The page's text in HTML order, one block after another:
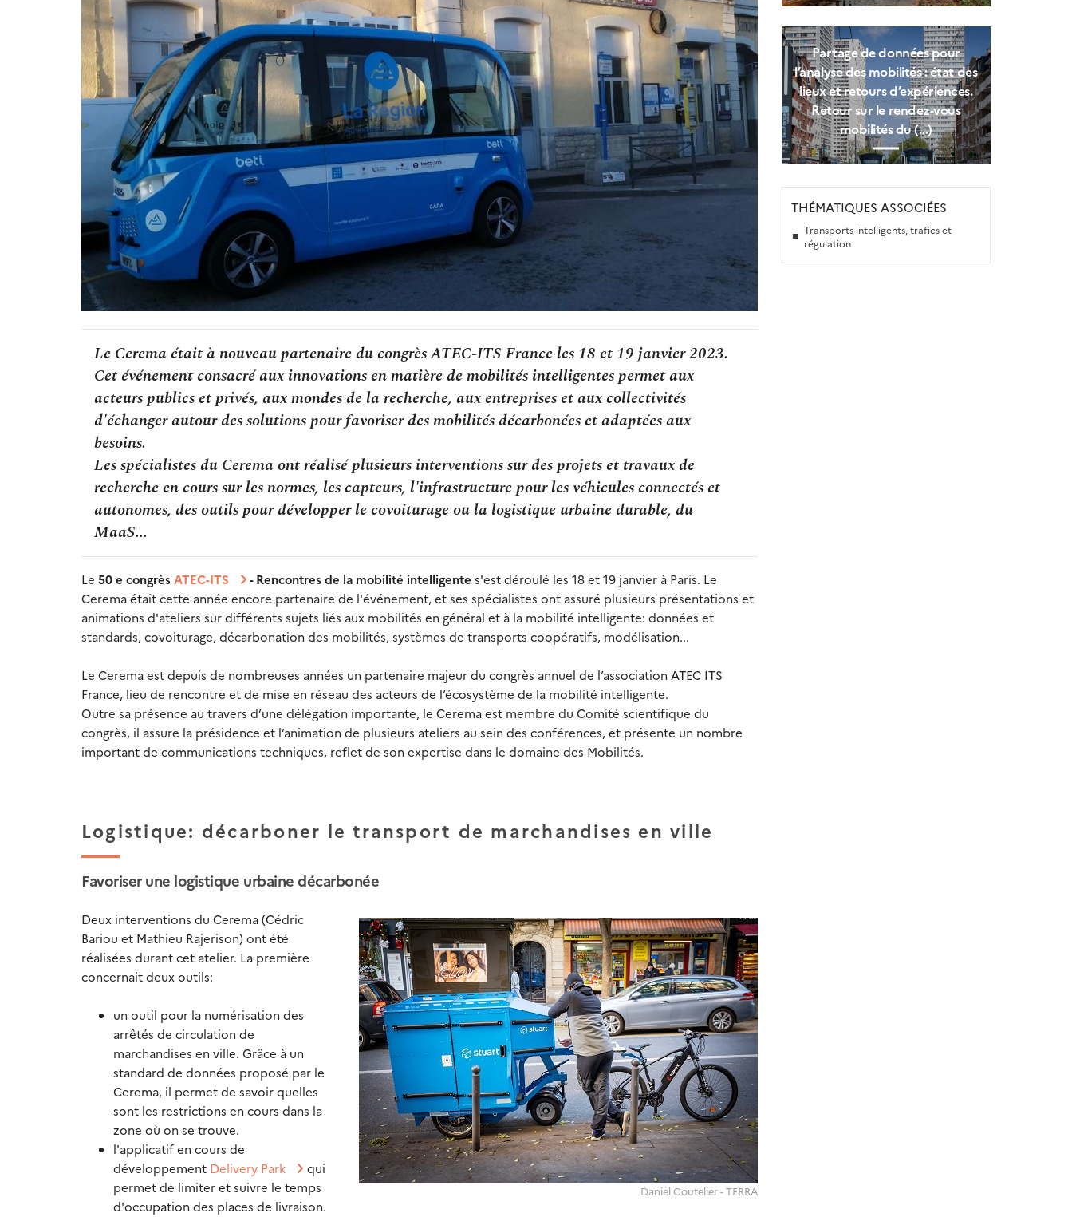
Le Cerema était à nouveau partenaire du congrès ATEC-ITS France les 18 et 19 janvier 2023.
Cet événement consacré aux innovations en matière de mobilités intelligentes permet aux
acteurs publics et privés, aux mondes de la recherche, aux entreprises et aux collectivités
d'échanger autour des solutions pour favoriser des mobilités décarbonées et adaptées aux
besoins.
Les spécialistes du Cerema ont réalisé plusieurs interventions sur des projets et travaux de
recherche en cours sur les normes, les capteurs, l'infrastructure pour les véhicules connectés et
autonomes, des outils pour développer le covoiturage ou la logistique urbaine durable, du
MaaS...
Le 50 e congrèsATEC-ITS - Rencontres de la mobilité intelligente s'est déroulé les 18 et 19 janvier à Paris. Le
Cerema était cette année encore partenaire de l'événement, et ses spécialistes ont assuré plusieurs présentations et
animations d'ateliers sur différents sujets liés aux mobilités en général et à la mobilité intelligente: données et
standards, covoiturage, décarbonation des mobilités, systèmes de transports coopératifs, modélisation...
Le Cerema est depuis de nombreuses années un partenaire majeur du congrès annuel de l’association ATEC ITS
France, lieu de rencontre et de mise en réseau des acteurs de l’écosystème de la mobilité intelligente.
Outre sa présence au travers d’une délégation importante, le Cerema est membre du Comité scientifique du
congrès, il assure la présidence et l’animation de plusieurs ateliers au sein des conférences, et présente un nombre
important de communications techniques, reflet de son expertise dans le domaine des Mobilités.
Logistique: décarboner le transport de marchandises en ville
Favoriser une logistique urbaine décarbonée
Daniel Coutelier - TERRA
Deux interventions du Cerema (Cédric
Bariou et Mathieu Rajerison) ont été
réalisées durant cet atelier. La première
concernait deux outils:
un outil pour la numérisation des
arrêtés de circulation de
marchandises en ville. Grâce à un
standard de données proposé par le
Cerema, il permet de savoir quelles
sont les restrictions en cours dans la
zone où on se trouve.
l'applicatif en cours de
développement Delivery Park
qui
permet de limiter et suivre le temps
d'occupation des places de livraison.
Partage de données pour
l’analyse des mobilités : état des
lieux et retours d’expériences.
Retour sur le rendez-vous
mobilités du (…)
THÉMATIQUES ASSOCIÉES
Transports intelligents, trafics et
régulation